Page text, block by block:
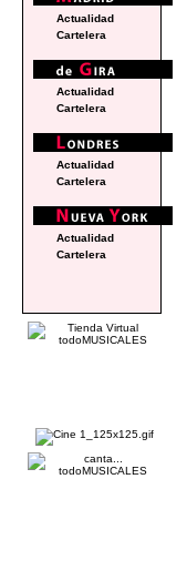
Actualidad
Cartelera
Actualidad
Cartelera
Actualidad
Cartelera
Actualidad
Cartelera